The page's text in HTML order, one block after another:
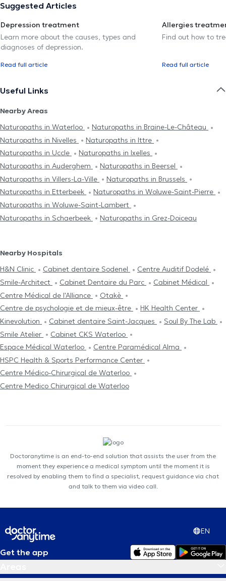
Suggested Articles
Depression treatment
Learn more about the causes, types and
diagnoses of depression.
Read full article
Allergies
Find out how to
Read full article
Useful Links
Nearby Areas
Naturopaths in Waterloo
Naturopaths in Braine-Le-Château
Naturopaths in Nivelles
Naturopaths in Ittre
Naturopaths in Uccle
Naturopaths in Ixelles
Naturopaths in Auderghem
Naturopaths in Beersel
Naturopaths in Villers-La-Ville
Naturopaths in Brussels
Naturopaths in Etterbeek
Naturopaths in Woluwe-Saint-Pierre
Naturopaths in Woluwe-Saint-Lambert
Naturopaths in Schaerbeek
Naturopaths in Grez-Doiceau
Nearby Hospitals
H&N Clinic
Cabinet dentaire Sodenel
Centre Auditif Dodelé
Smile-Architect
Cabinet Dentaire du Parc
Cabinet Médical
Centre Médical de l'Alliance
Otakè
Centre de psychologie et de mieux-être
HK Health Center
Kinevolution
Cabinet dentaire Saint-Jacques
Soul By The Lab
Smile Atelier
Cabinet CKS Waterloo
Espace Médical Waterloo
Centre Paramédical Alma
HSPC Health & Sports Performance Center
Centre Médico-Chirurgical de Waterloo
Centre Medico Chirurgical de Waterloo
Doctoranytime is an end-to-end solution that assists the user from the
moment they experience a medical symptom until the moment it is
resolved by enabling them to find a specialist, request guidance via chat
and talk to them via video call.
EN
Get the app